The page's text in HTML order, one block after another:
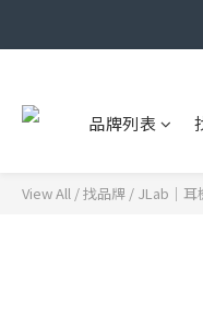
品牌列表
View All /找品牌 / JLab｜